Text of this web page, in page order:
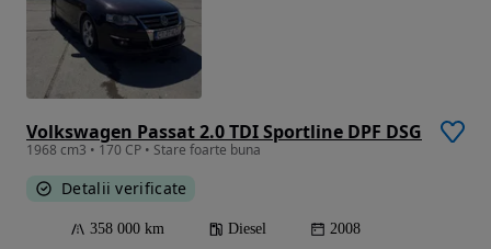
Volkswagen Passat 2.0 TDI Sportline DPF DSG
1968 cm3 • 170 CP • Stare foarte buna
Detalii verificate
358 000 km Diesel 2008